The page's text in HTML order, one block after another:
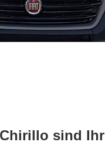
sind Ihr